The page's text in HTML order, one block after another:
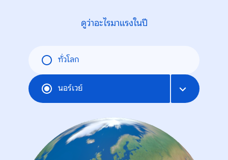
ดูว่าอะไรมาแรงในปี
ทั่วโลก
นอร์เวย์